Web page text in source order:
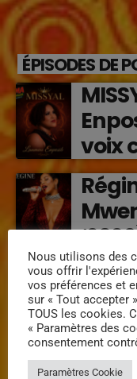
ÉPISODES DE
voix
en
«
la
Nous utilisons des
vous offrir
vos préférences et
sur « Tout accepter
TOUS les cookies.
« Paramètres des
consentement
Paramètres Cookie